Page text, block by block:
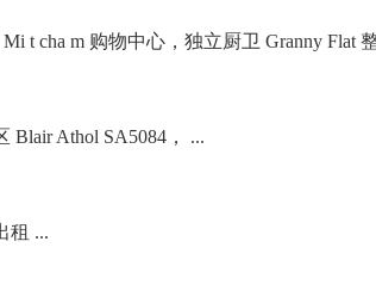
t cha m 购物中心，独立厨卫 Granny Flat
Blair Athol SA5084， ...
租 ...